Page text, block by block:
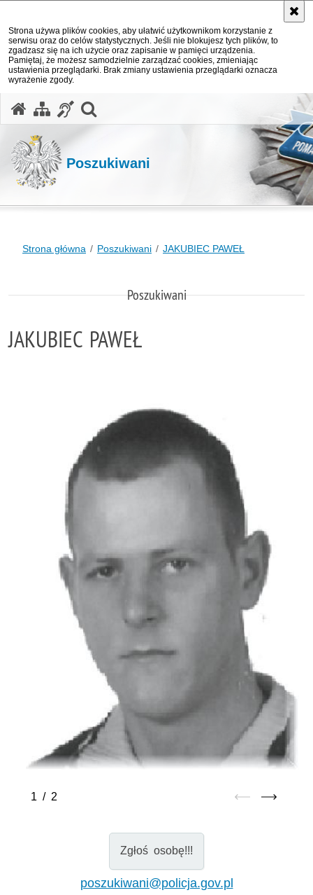
Strona używa plików cookies, aby ułatwić użytkownikom korzystanie z
serwisu oraz do celów statystycznych. Jeśli nie blokujesz tych plików, to
zgadzasz się na ich użycie oraz zapisanie w pamięci urządzenia.
Pamiętaj, że możesz samodzielnie zarządzać cookies, zmieniając
ustawienia przeglądarki. Brak zmiany ustawienia przeglądarki oznacza
wyrażenie zgody.
Poszukiwani
Strona główna Poszukiwani JAKUBIEC PAWEŁ
Poszukiwani
JAKUBIEC PAWEŁ
1 / 2
Zgłoś osobę!!!
poszukiwani@policja.gov.pl